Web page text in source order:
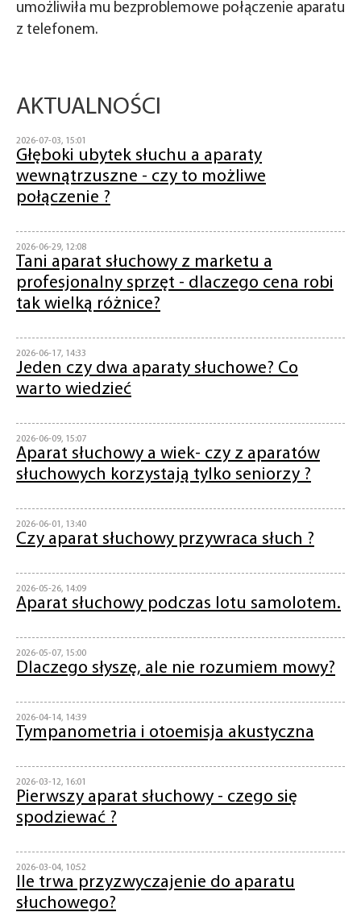
umożliwiła mu bezproblemowe połączenie aparatu
z telefonem.
AKTUALNOŚCI
2026-07-03, 15:01
Głęboki ubytek słuchu a aparaty
wewnątrzuszne - czy to możliwe
połączenie ?
2026-06-29, 12:08
Tani aparat słuchowy z marketu a
profesjonalny sprzęt - dlaczego cena robi
tak wielką różnice?
2026-06-17, 14:33
Jeden czy dwa aparaty słuchowe? Co
warto wiedzieć
2026-06-09, 15:07
Aparat słuchowy a wiek- czy z aparatów
słuchowych korzystają tylko seniorzy ?
2026-06-01, 13:40
Czy aparat słuchowy przywraca słuch ?
2026-05-26, 14:09
Aparat słuchowy podczas lotu samolotem.
2026-05-07, 15:00
Dlaczego słyszę, ale nie rozumiem mowy?
2026-04-14, 14:39
Tympanometria i otoemisja akustyczna
2026-03-12, 16:01
Pierwszy aparat słuchowy - czego się
spodziewać ?
2026-03-04, 10:52
Ile trwa przyzwyczajenie do aparatu
słuchowego?